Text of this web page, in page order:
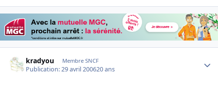
kradyou Membre SNCF
Publication:29 avril 200620 ans